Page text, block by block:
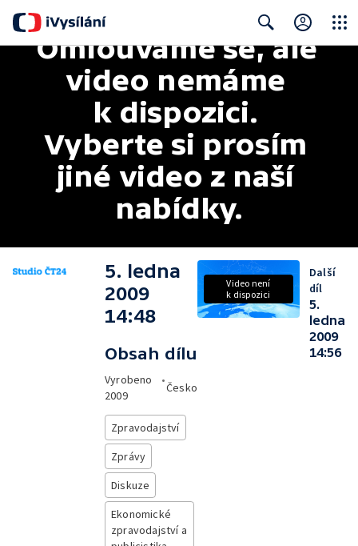
Search
Omlouváme se, ale
video nemáme
k dispozici.
Vyberte si prosím
jiné video z naší
nabídky.
5. ledna
2009
14:48
Obsah dílu
Vyrobeno
2009
•
Česko
Zpravodajství
Zprávy
Diskuze
Ekonomické
zpravodajství a
Video není
k dispozici
Další
díl
5.
ledna
2009
14:56